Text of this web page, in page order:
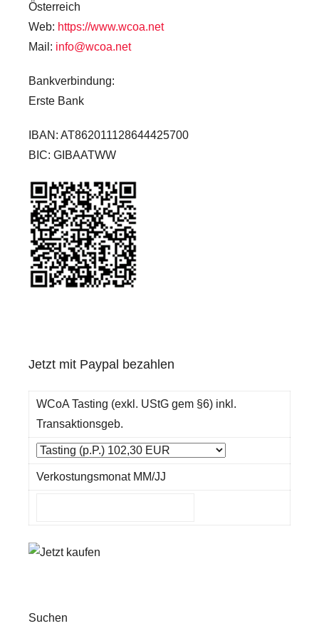
Österreich
Web: https://www.wcoa.net
Mail: info@wcoa.net
Bankverbindung:
Erste Bank
IBAN: AT862011128644425700
BIC: GIBAATWW
Jetzt mit Paypal bezahlen
WCoA Tasting (exkl. UStG gem §6) inkl.
Transaktionsgeb.
Verkostungsmonat MM/JJ
Suchen